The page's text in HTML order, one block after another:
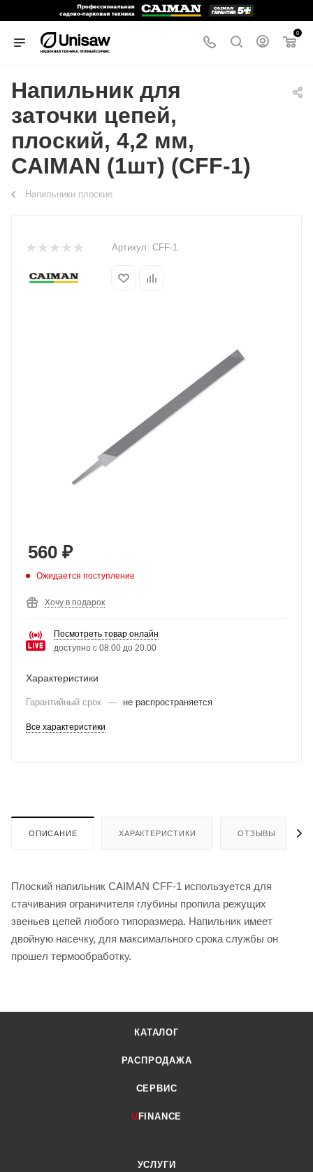
0
Напильник для
заточки цепей,
плоский, 4,2 мм,
CAIMAN (1шт) (CFF-1)
Напильники плоские
Артикул: CFF-1
560 ₽
Ожидается поступление
Хочу в подарок
Посмотреть товар онлайн
доступно с 08.00 до 20.00
Характеристики
Гарантийный срок — не распространяется
Все характеристики
ОПИСАНИЕ ХАРАКТЕРИСТИКИ ОТЗЫВЫ
Плоский напильник CAIMAN CFF-1 используется для
стачивания ограничителя глубины пропила режущих
звеньев цепей любого типоразмера. Напильник имеет
двойную насечку, для максимального срока службы он
прошел термообработку.
КАТАЛОГ
РАСПРОДАЖА
СЕРВИС
U FINANCE
УСЛУГИ